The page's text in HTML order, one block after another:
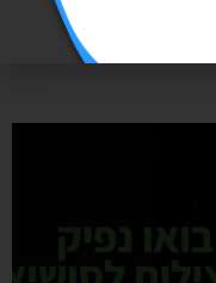
הקלעים: יש לי